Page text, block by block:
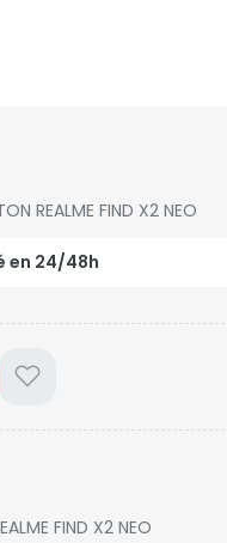
REALME FIND X2 NEO
en 24/48h
FIND X2 NEO